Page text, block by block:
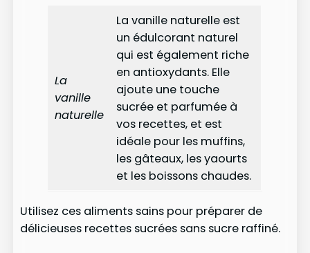
La
vanille
naturelle
La vanille naturelle est
un édulcorant naturel
qui est également riche
en antioxydants. Elle
ajoute une touche
sucrée et parfumée à
vos recettes, et est
idéale pour les muffins,
les gâteaux, les yaourts
et les boissons chaudes.
Utilisez ces aliments sains pour préparer de
délicieuses recettes sucrées sans sucre raffiné.